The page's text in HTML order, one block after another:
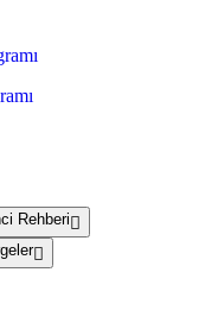
Rehberi